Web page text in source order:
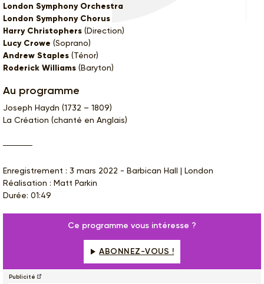
London Symphony Orchestra
London Symphony Chorus
Harry Christophers (Direction)
Lucy Crowe (Soprano)
Andrew Staples (Ténor)
Roderick Williams (Baryton)
Au programme
Joseph Haydn (1732 – 1809)
La Création (chanté en Anglais)
Enregistrement : 3 mars 2022 - Barbican Hall | London
Réalisation : Matt Parkin
Durée: 01:49
Ce programme vous intéresse ?
ABONNEZ-VOUS !
Publicité